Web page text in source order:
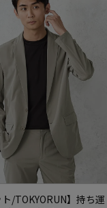
ト/TOKYORUN】持ち運